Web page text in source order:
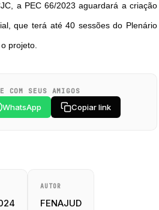
a PEC 66/2023 aguardará a criação
que terá até 40 sessões do Plenário
projeto.
COM SEUS AMIGOS
WhatsApp Copiar link
AUTOR
FENAJUD